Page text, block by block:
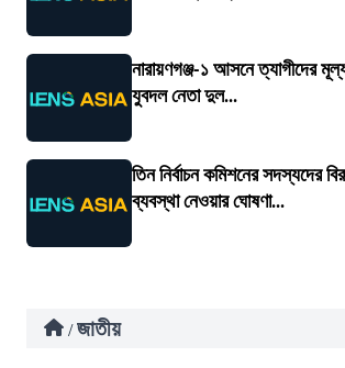
নারায়ণগঞ্জ-১ আসনে ত্যাগীদের
যুবদল নেতা দুল...
তিন নির্বাচন কমিশনের সদস্যদের
ব্যবস্থা নেওয়ার ঘোষণা...
/ জাতীয়